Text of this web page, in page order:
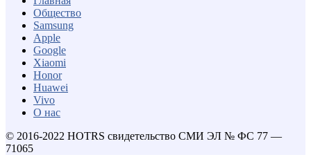
Общество
Samsung
Apple
Google
Xiaomi
Honor
Huawei
Vivo
О нас
© 2016-2022 HOTRS свидетельство СМИ ЭЛ № ФС 77 —
71065